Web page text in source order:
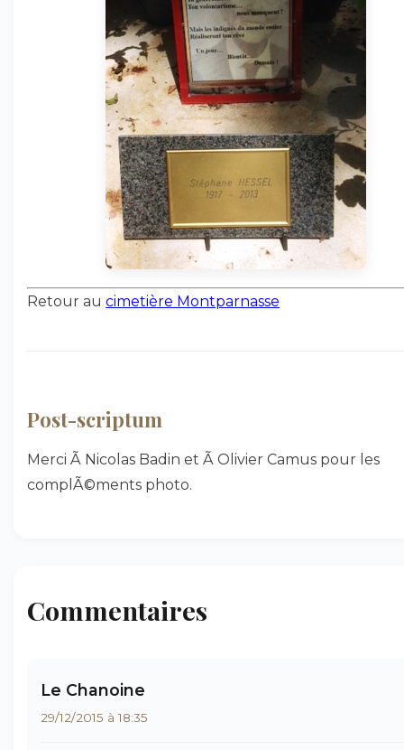
Retour au cimetière Montparnasse
Post-scriptum
Merci Ã Nicolas Badin et Ã Olivier Camus pour les
complÃ©ments photo.
Commentaires
Le Chanoine
29/12/2015 à 18:35